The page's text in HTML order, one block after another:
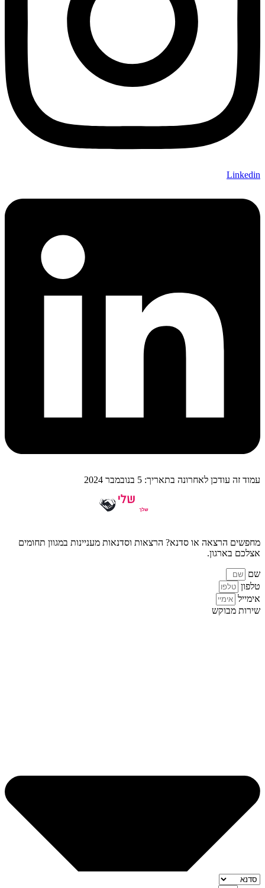
Linkedin
עמוד זה עודכן לאחרונה בתאריך: 5 בנובמבר 2024
מחפשים הרצאה או סדנא? הרצאות וסדנאות מעניינות במגוון תחומים
אצלכם בארגון.
שם
טלפון
אימייל
שירות מבוקש